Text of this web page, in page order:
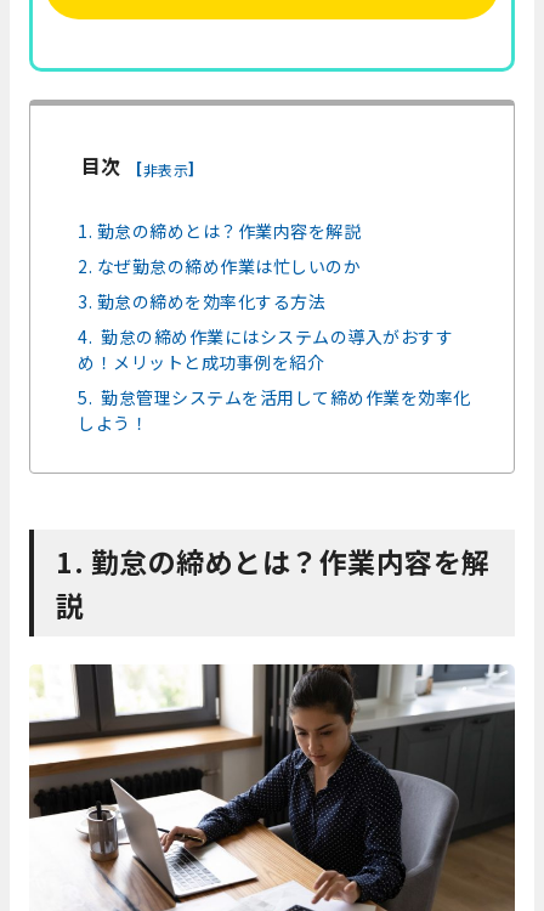
目次 [非表示]
1. 勤怠の締めとは？作業内容を解説
2. なぜ勤怠の締め作業は忙しいのか
3. 勤怠の締めを効率化する方法
4. 勤怠の締め作業にはシステムの導入がおすす
め！メリットと成功事例を紹介
5. 勤怠管理システムを活用して締め作業を効率化
しよう！
1. 勤怠の締めとは？作業内容を解
説